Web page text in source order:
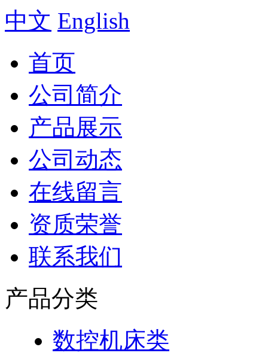
中文 English
首页
公司简介
产品展示
公司动态
在线留言
资质荣誉
联系我们
产品分类
数控机床类